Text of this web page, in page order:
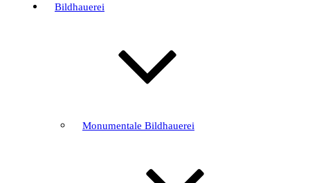
Bildhauerei
Monumentale Bildhauerei